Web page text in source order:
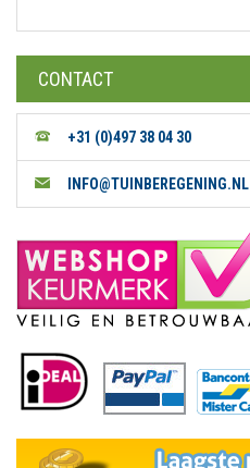
CONTACT
+31 (0)497 38 04 30
INFO@TUINBEREGENING.NL